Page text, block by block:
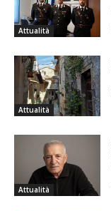
Attualità
Attualità
Attualità